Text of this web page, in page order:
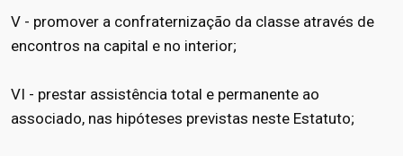
V - promover a confraternização da classe através de
encontros na capital e no interior;
VI - prestar assistência total e permanente ao
associado, nas hipóteses previstas neste Estatuto;